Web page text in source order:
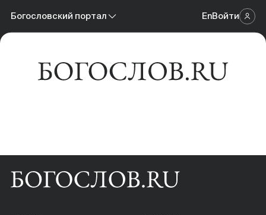
Богословский портал
Богословский портал
EnВойти
Новости
Научные инструменты